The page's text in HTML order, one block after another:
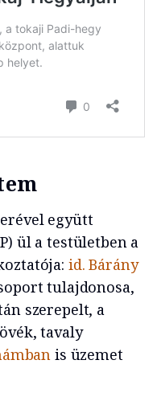
együtt
ül a testületben a
id. Bárány
tulajdonosa,
szerepelt, a
tavaly
is üzemet